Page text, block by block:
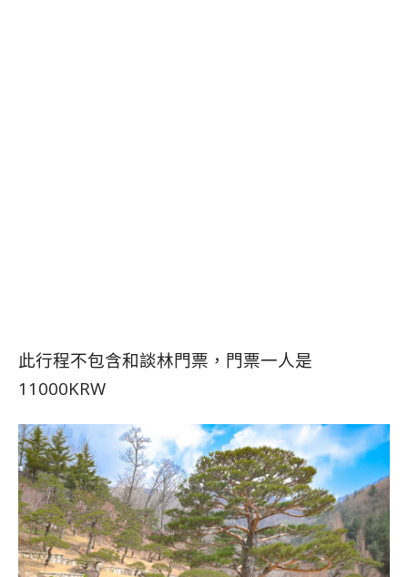
此行程不包含和談林門票，門票一人是
11000KRW